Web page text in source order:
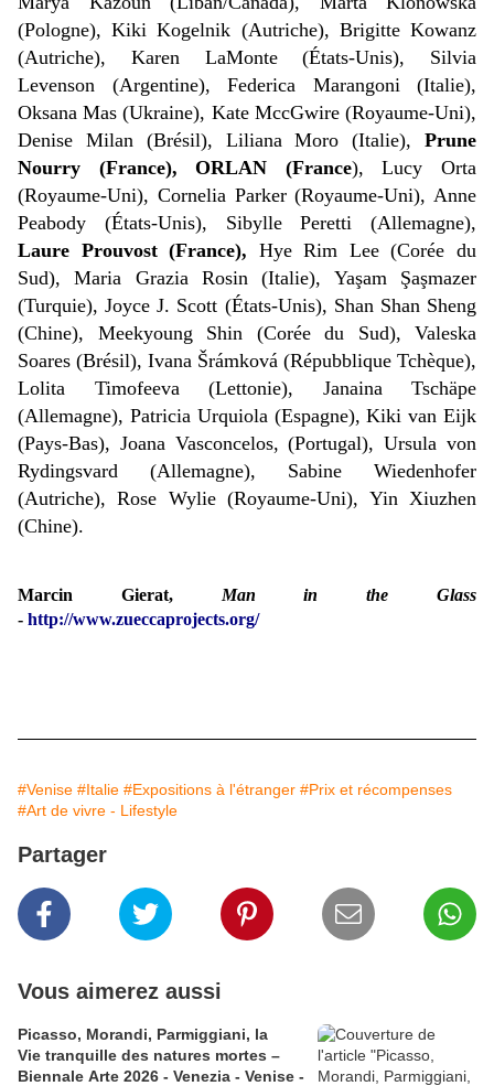
(Pologne), Kiki Kogelnik (Autriche), Brigitte Kowanz
(Autriche), Karen LaMonte (États-Unis), Silvia
Levenson (Argentine), Federica Marangoni (Italie),
Oksana Mas (Ukraine), Kate MccGwire (Royaume-Uni),
Denise Milan (Brésil), Liliana Moro (Italie), Prune
Nourry (France), ORLAN (France), Lucy Orta
(Royaume-Uni), Cornelia Parker (Royaume-Uni), Anne
Peabody (États-Unis), Sibylle Peretti (Allemagne),
Laure Prouvost (France), Hye Rim Lee (Corée du
Sud), Maria Grazia Rosin (Italie), Yaşam Şaşmazer
(Turquie), Joyce J. Scott (États-Unis), Shan Shan Sheng
(Chine), Meekyoung Shin (Corée du Sud), Valeska
Soares (Brésil), Ivana Šrámková (Répubblique Tchèque),
Lolita Timofeeva (Lettonie), Janaina Tschäpe
(Allemagne), Patricia Urquiola (Espagne), Kiki van Eijk
(Pays-Bas), Joana Vasconcelos, (Portugal), Ursula von
Rydingsvard (Allemagne), Sabine Wiedenhofer
(Autriche), Rose Wylie (Royaume-Uni), Yin Xiuzhen
(Chine).
Marcin Gierat, Man in the Glass
- http://www.zueccaprojects.org/
#Venise #Italie #Expositions à l'étranger #Prix et récompenses
#Art de vivre - Lifestyle
Partager
Vous aimerez aussi
Picasso, Morandi, Parmiggiani, la
Vie tranquille des natures mortes –
Biennale Arte 2026 - Venezia - Venise -